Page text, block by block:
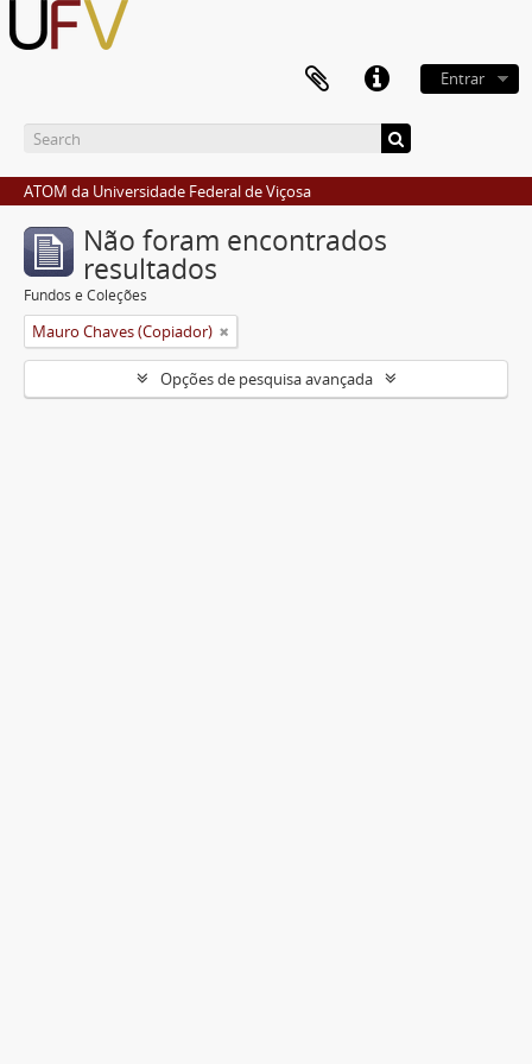
Entrar
ATOM da Universidade Federal de Viçosa
Não foram encontrados
resultados
Fundos e Coleções
Mauro Chaves (Copiador)
Opções de pesquisa avançada